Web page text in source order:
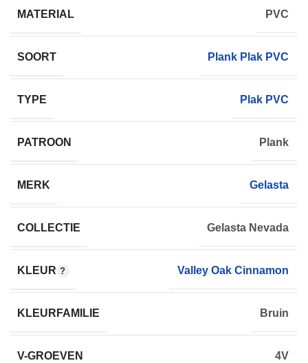
MATERIAL PVC
SOORT Plank Plak PVC
TYPE Plak PVC
PATROON Plank
MERK Gelasta
COLLECTIE Gelasta Nevada
KLEUR Valley Oak Cinnamon
KLEURFAMILIE Bruin
V-GROEVEN 4V